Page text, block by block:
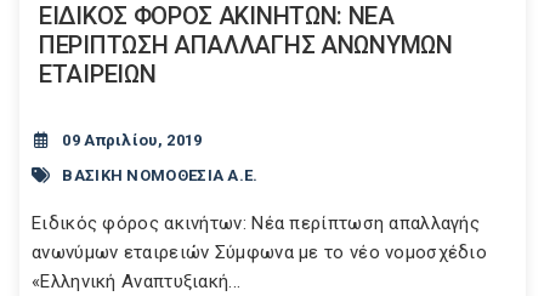
ΕΙΔΙΚΟΣ ΦΟΡΟΣ ΑΚΙΝΗΤΩΝ: ΝΕΑ
ΠΕΡΙΠΤΩΣΗ ΑΠΑΛΛΑΓΗΣ ΑΝΩΝΥΜΩΝ
ΕΤΑΙΡΕΙΩΝ
09 Απριλίου, 2019
ΒΑΣΙΚΗ ΝΟΜΟΘΕΣΙΑ Α.Ε.
Ειδικός φόρος ακινήτων: Νέα περίπτωση απαλλαγής
ανωνύμων εταιρειών Σύμφωνα με το νέο νομοσχέδιο
«Ελληνική Αναπτυξιακή...